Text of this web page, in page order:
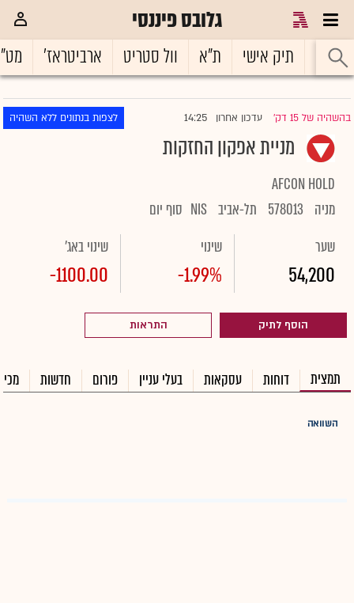
גלובס פיננסי
ראשי תיק אישי ת"א וול סטריט ארביטראז'
בהשהיה של 15 דק' |עדכון אחרון 14:25 לצפות בנתונים ללא השהיה
מניית אפקון החזקות
AFCON HOLD
מניה
578013 תל-אביב NIS סוף יום
שער
54,200
שינוי
-1.99%
שינוי באג'
-1100.00
הוסף לתיק התראות
תמצית דוחות עסקאות בעלי עניין פורום חדשות
השוואה